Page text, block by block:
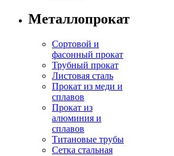
Металлопрокат
Сортовой и
фасонный прокат
Трубный прокат
Листовая сталь
Прокат из меди и
сплавов
Прокат из
алюминия и
сплавов
Титановые трубы
Сетка стальная